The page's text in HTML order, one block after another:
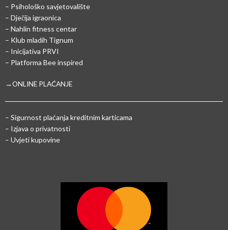
– Psihološko savjetovalište
– Dječija igraonica
– Nahlin fitness centar
– Klub mladih Tignum
– Inicijativa PRVI
– Platforma Bee inspired
→ONLINE PLAĆANJE
– Sigurnost plaćanja kreditnim karticama
– Izjava o privatnosti
– Uvjeti kupovine